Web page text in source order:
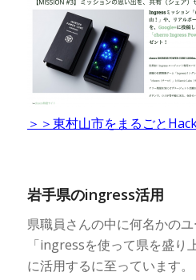
＞＞東村山市をまるごと
岩手県のingress活用
県職員さんの中に何名かの
「ingressを使って県を盛り
に活用するに至っています。